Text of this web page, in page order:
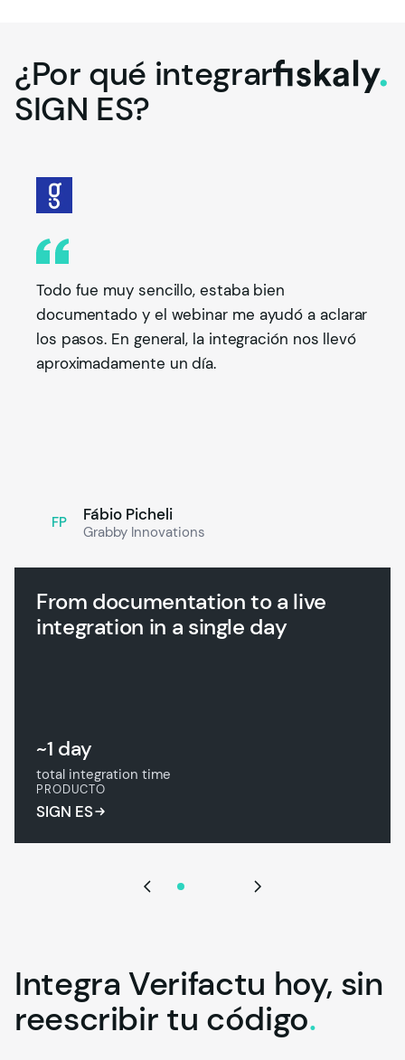
¿Por qué integrarfiskaly.
SIGN ES?
Todo fue muy sencillo, estaba bien
documentado y el webinar me ayudó a aclarar
los pasos. En general, la integración nos llevó
aproximadamente un día.
FP Fábio Picheli
Grabby Innovations
From documentation to a live
integration in a single day
~1 day
total integration time
PRODUCTO
SIGN ES
Integra Verifactu hoy, sin
reescribir tu código.